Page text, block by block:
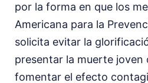
por la forma en que los
Americana para la
solicita evitar la
presentar la muerte joven
fomentar el efecto